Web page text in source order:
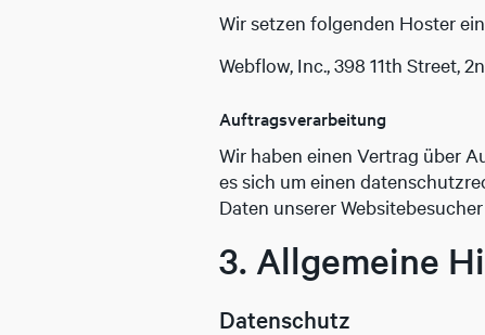
Wir setzen folgenden Hoster
Webflow, Inc., 398 11th Street,
Auftragsverarbeitung
Wir haben einen Vertrag über
es sich um einen
Daten unserer
3. Allgemeine
Datenschutz